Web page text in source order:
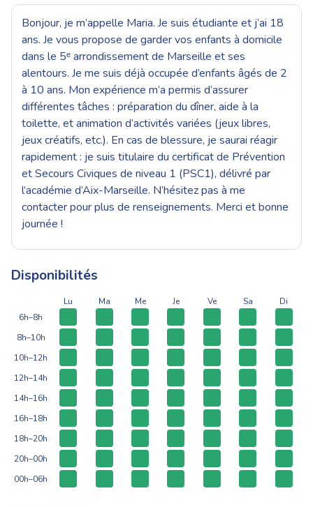
Bonjour, je m’appelle Maria. Je suis étudiante et j’ai 18
ans. Je vous propose de garder vos enfants à domicile
dans le 5ᵉ arrondissement de Marseille et ses
alentours. Je me suis déjà occupée d’enfants âgés de 2
à 10 ans. Mon expérience m’a permis d’assurer
différentes tâches : préparation du dîner, aide à la
toilette, et animation d’activités variées (jeux libres,
jeux créatifs, etc.). En cas de blessure, je saurai réagir
rapidement : je suis titulaire du certificat de Prévention
et Secours Civiques de niveau 1 (PSC1), délivré par
l’académie d’Aix-Marseille. N’hésitez pas à me
contacter pour plus de renseignements. Merci et bonne
journée !
Disponibilités
Lu Ma Me Je Ve Sa
Di
6h–8h
8h–10h
10h–12h
12h–14h
14h–16h
16h–18h
18h–20h
20h–00h
00h–06h